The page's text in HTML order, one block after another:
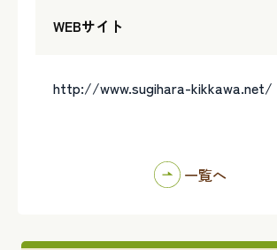
WEBサイト
http://www.sugihara-kikkawa.net/
一覧へ